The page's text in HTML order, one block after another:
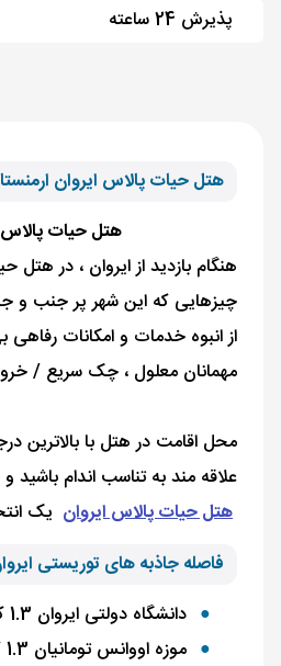
پذیرش 24 ساعته
هتل حیات پالاس ایروان
هتل حیات پالاس ایروان ارمنستان ✨ هتل 4 ستاره ⭐ در نزدیکی
هنگام بازدید از ایروان ، در
چیزهایی که این شهر پر جنب و
از انبوه خدمات و امکانات
مهمانان معلول ، چک سریع /
علاقه مند به تناسب اندام
هتل حیات پالاس ایروان یک
فاصله جاذبه های توریستی
دانشگاه دولتی ایروان 1.3 کیلومتر
موزه اووانس تومانیان 1.3 کیلومتر